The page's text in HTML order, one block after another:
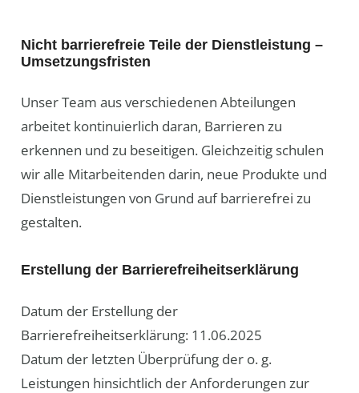
Nicht barrierefreie Teile der Dienstleistung –
Umsetzungsfristen
Unser Team aus verschiedenen Abteilungen
arbeitet kontinuierlich daran, Barrieren zu
erkennen und zu beseitigen. Gleichzeitig schulen
wir alle Mitarbeitenden darin, neue Produkte und
Dienstleistungen von Grund auf barrierefrei zu
gestalten.
Erstellung der Barrierefreiheitserklärung
Datum der Erstellung der
Barrierefreiheitserklärung: 11.06.2025
Datum der letzten Überprüfung der o. g.
Leistungen hinsichtlich der Anforderungen zur